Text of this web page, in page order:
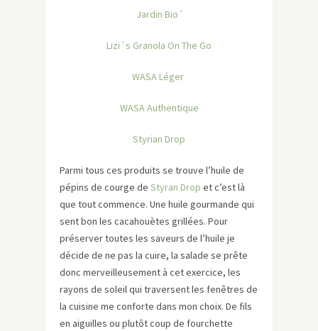
Jardin Bio´
Lizi´s Granola On The Go
WASA Léger
WASA Authentique
Styrian Drop
Parmi tous ces produits se trouve l’huile de
pépins de courge de Styran Drop et c’est là
que tout commence. Une huile gourmande qui
sent bon les cacahouètes grillées. Pour
préserver toutes les saveurs de l’huile je
décide de ne pas la cuire, la salade se prête
donc merveilleusement à cet exercice, les
rayons de soleil qui traversent les fenêtres de
la cuisine me conforte dans mon choix. De fils
en aiguilles ou plutôt coup de fourchette